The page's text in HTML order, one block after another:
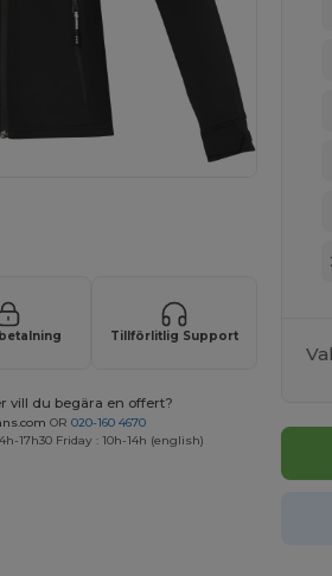
Tillförlitlig Support
vill du begära en offert?
OR 020-160 4670
17h30 Friday : 10h-14h (english)